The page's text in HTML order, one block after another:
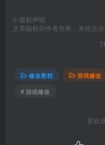
© 版权声明
文章版权归作者所有，未经允许
修改教程
游戏修改
# 游戏修改
喜欢